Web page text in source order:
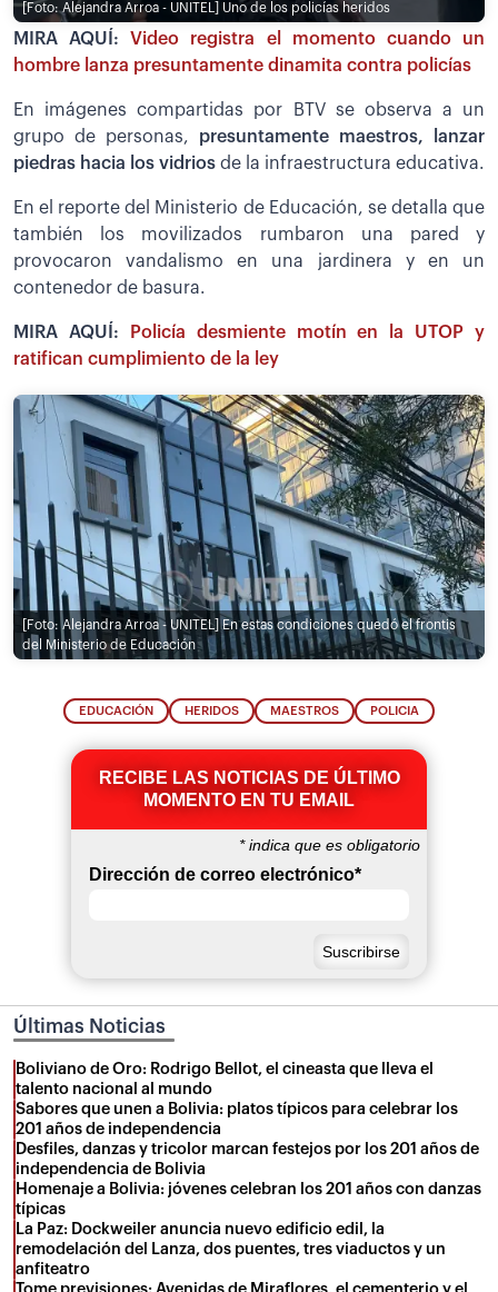
[Foto: Alejandra Arroa - UNITEL] Uno de los policías heridos
MIRA AQUÍ:Video registra el momento cuando un
hombre lanza presuntamente dinamita contra policías
En imágenes compartidas por BTV se observa a un
grupo de personas, presuntamente maestros, lanzar
piedras hacia los vidrios de la infraestructura educativa.
En el reporte del Ministerio de Educación, se detalla que
también los movilizados rumbaron una pared y
provocaron vandalismo en una jardinera y en un
contenedor de basura.
MIRA AQUÍ:
Policía desmiente motín en la UTOP y
ratifican cumplimiento de la ley
[Foto: Alejandra Arroa - UNITEL]En estas condiciones quedó el frontis
del Ministerio de Educación
EDUCACIÓN HERIDOS MAESTROS POLICIA
RECIBE LAS NOTICIAS DE ÚLTIMO
MOMENTO EN TU EMAIL
*indica que es obligatorio
Dirección de correo electrónico*
Últimas Noticias
Boliviano de Oro: Rodrigo Bellot, el cineasta que lleva el
talento nacional al mundo
Sabores que unen a Bolivia: platos típicos para celebrar los
201 años de independencia
Desfiles, danzas y tricolor marcan festejos por los 201 años de
independencia de Bolivia
Homenaje a Bolivia: jóvenes celebran los 201 años con danzas
típicas
La Paz: Dockweiler anuncia nuevo edificio edil, la
remodelación del Lanza, dos puentes, tres viaductos y un
anfiteatro